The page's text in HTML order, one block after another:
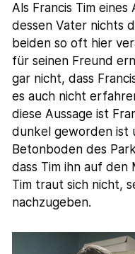
Als Francis Tim
dessen Vater nichts
beiden so oft hier
für seinen Freund
gar nicht, dass
es auch nicht
diese Aussage ist
dunkel geworden ist
Betonboden des
dass Tim ihn auf
Tim traut sich nicht,
nachzugeben.